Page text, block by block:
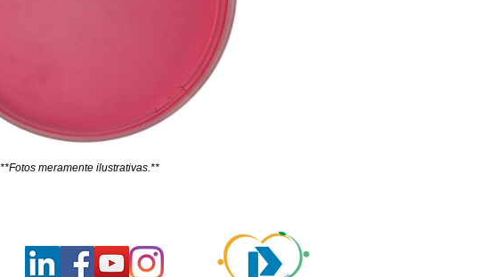
**Fotos meramente ilustrativas.**